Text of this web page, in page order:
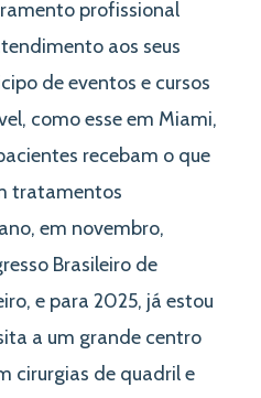
profissional
aos seus
de eventos e cursos
como esse em Miami,
recebam o que
tratamentos
em novembro,
Brasileiro de
e para 2025, já estou
a um grande centro
cirurgias de quadril e